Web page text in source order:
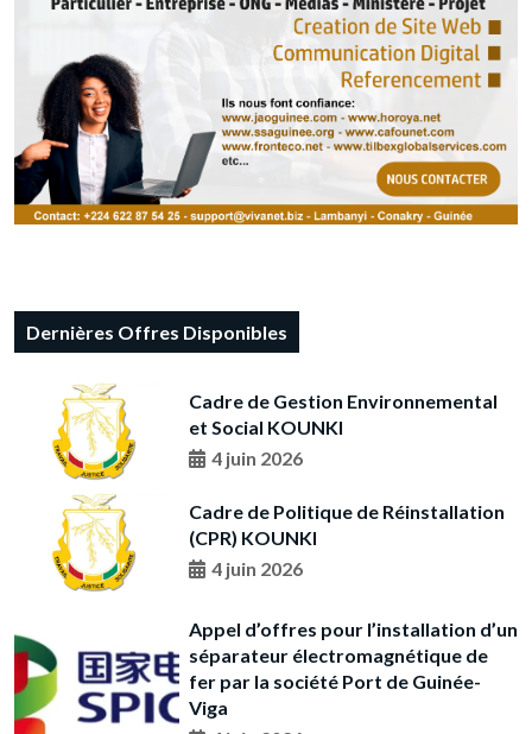
Dernières Offres Disponibles
Cadre de Gestion Environnemental
et Social KOUNKI
4 juin 2026
Cadre de Politique de Réinstallation
(CPR) KOUNKI
4 juin 2026
Appel d’offres pour l’installation d’un
séparateur électromagnétique de
fer par la société Port de Guinée-
Viga